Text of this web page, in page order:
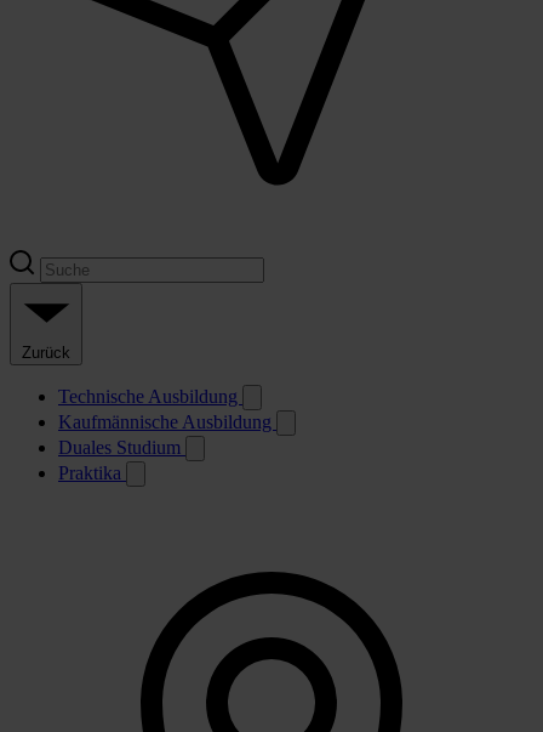
Zurück
Technische Ausbildung
Kaufmännische Ausbildung
Duales Studium
Praktika